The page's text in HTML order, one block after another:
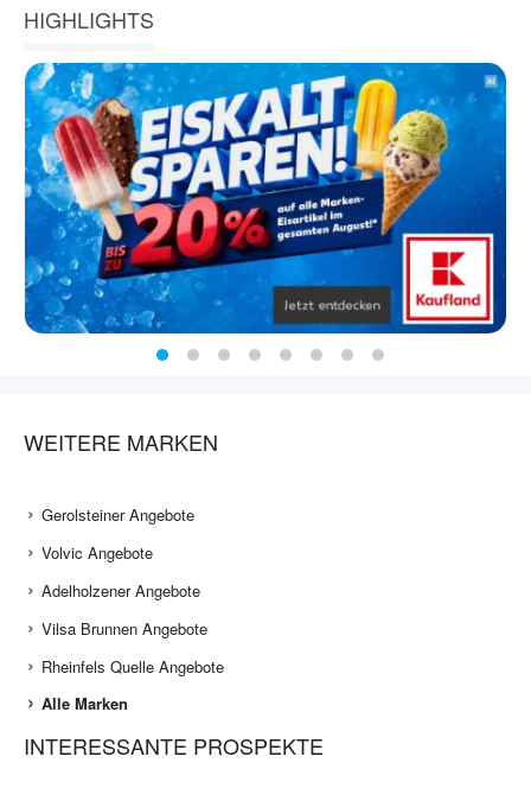
HIGHLIGHTS
WEITERE MARKEN
Gerolsteiner Angebote
Volvic Angebote
Adelholzener Angebote
Vilsa Brunnen Angebote
Rheinfels Quelle Angebote
Alle Marken
INTERESSANTE PROSPEKTE